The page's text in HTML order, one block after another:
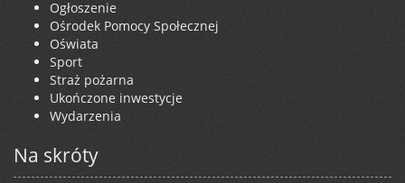
Ogłoszenie
Ośrodek Pomocy Społecznej
Oświata
Sport
Straż pożarna
Ukończone inwestycje
Wydarzenia
Na skróty